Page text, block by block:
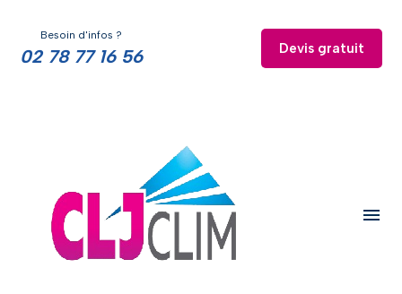
Besoin d'infos ?
02 78 77 16 56 Devis gratuit
menu